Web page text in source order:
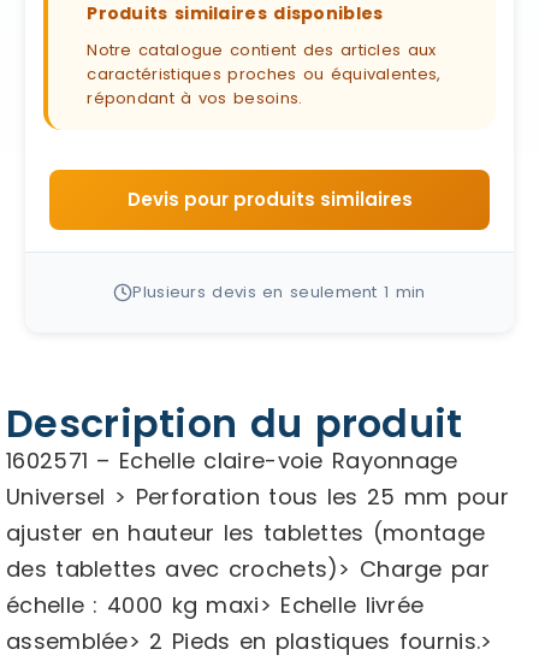
Produits similaires disponibles
Notre catalogue contient des articles aux
caractéristiques proches ou équivalentes,
répondant à vos besoins.
Devis pour produits similaires
Plusieurs devis en seulement 1 min
Description du produit
1602571 – Echelle claire-voie Rayonnage
Universel > Perforation tous les 25 mm pour
ajuster en hauteur les tablettes (montage
des tablettes avec crochets)> Charge par
échelle : 4000 kg maxi> Echelle livrée
assemblée> 2 Pieds en plastiques fournis.>